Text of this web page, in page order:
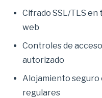
Cifrado SSL/TLS en
web
Controles de
autorizado
Alojamiento seguro
regulares